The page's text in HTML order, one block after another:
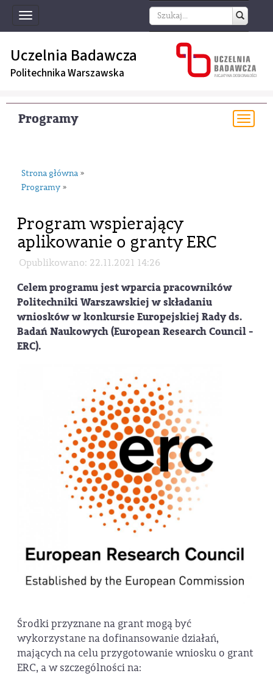
Toggle
navigation
Uczelnia Badawcza
Politechnika Warszawska
Programy
Strona główna »
Programy »
Program wspierający
aplikowanie o granty ERC
Opublikowano: 22.11.2021 14:26
Celem programu jest wparcia pracowników
Politechniki Warszawskiej w składaniu
wniosków w konkursie Europejskiej Rady ds.
Badań Naukowych (European Research Council -
ERC).
Środki przyznane na grant mogą być
wykorzystane na dofinansowanie działań,
mających na celu przygotowanie wniosku o grant
ERC, a w szczególności na: